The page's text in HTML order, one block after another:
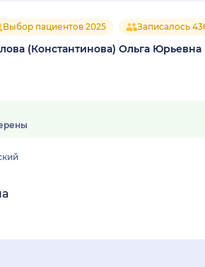
Выбор пациентов 2025 Записалось
(Константинова) Ольга Юрьевна